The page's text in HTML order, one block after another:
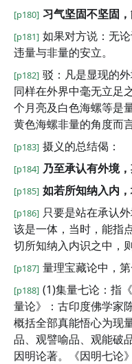
[p180] 习气坚固不坚固，
[p181] 如果对方说：无
违量与非量的安立。
[p182] 驳：凡是显现的
同样在外界中毫无立足
个月亮及白色海螺等是
黄色海螺非量的角度而
[p183] 摄义的总结偈：
[p184] 乃至承认有外境
[p185] 如若所知纳入内，
[p186] 只要是站在承认
该是一体，当时，能指
切所知纳入内识之中，
[p187] 量理宝藏论中，第
[p188] (1)集量七论：指
量论》：古印度佛学家
概括全部真能悟心为现
品、观譬喻品、观能破
因明论著。《因明七论